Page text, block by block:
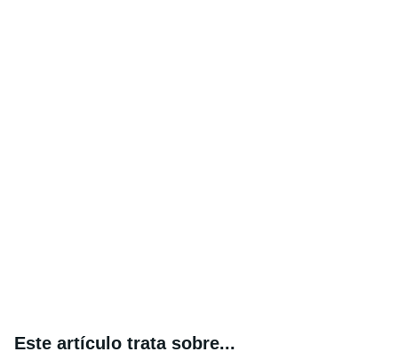
Este artículo trata sobre...